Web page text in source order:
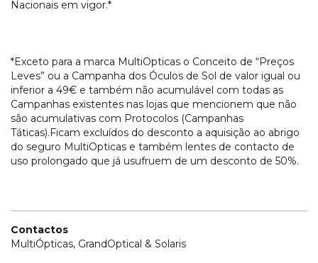
Nacionais em vigor.*
*Exceto para a marca MultiOpticas o Conceito de “Preços
Leves” ou a Campanha dos Óculos de Sol de valor igual ou
inferior a 49€ e também não acumulável com todas as
Campanhas existentes nas lojas que mencionem que não
são acumulativas com Protocolos (Campanhas
Táticas).Ficam excluídos do desconto a aquisição ao abrigo
do seguro MultiOpticas e também lentes de contacto de
uso prolongado que já usufruem de um desconto de 50%.
Contactos
MultiÓpticas, GrandOptical & Solaris